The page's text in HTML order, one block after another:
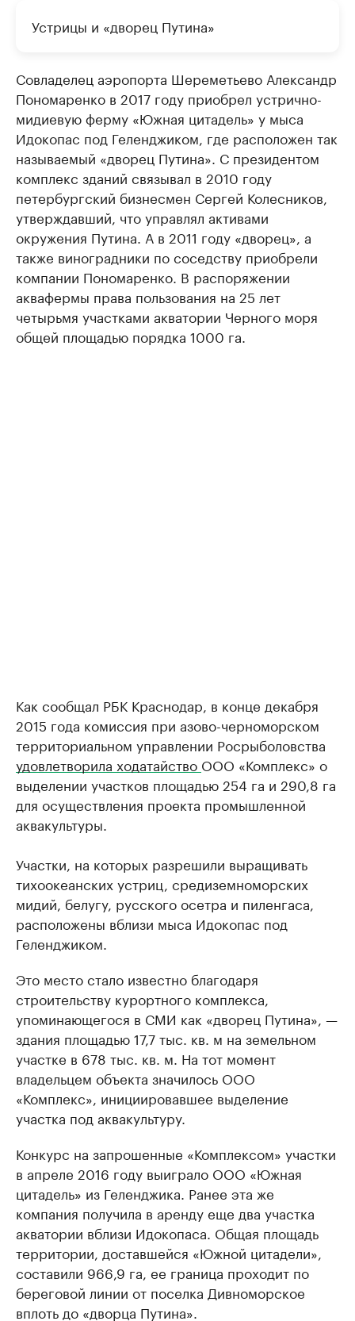
Устрицы и «дворец Путина»
Совладелец аэропорта Шереметьево Александр
Пономаренко в 2017 году приобрел устрично-
мидиевую ферму «Южная цитадель» у мыса
Идокопас под Геленджиком, где расположен так
называемый «дворец Путина». С президентом
комплекс зданий связывал в 2010 году
петербургский бизнесмен Сергей Колесников,
утверждавший, что управлял активами
окружения Путина. А в 2011 году «дворец», а
также виноградники по соседству приобрели
компании Пономаренко. В распоряжении
аквафермы права пользования на 25 лет
четырьмя участками акватории Черного моря
общей площадью порядка 1000 га.
Как сообщал РБК Краснодар, в конце декабря
2015 года комиссия при азово-черноморском
территориальном управлении Росрыболовства
удовлетворила ходатайство ООО «Комплекс» о
выделении участков площадью 254 га и 290,8 га
для осуществления проекта промышленной
аквакультуры.
Участки, на которых разрешили выращивать
тихоокеанских устриц, средиземноморских
мидий, белугу, русского осетра и пиленгаса,
расположены вблизи мыса Идокопас под
Геленджиком.
Это место стало известно благодаря
строительству курортного комплекса,
упоминающегося в СМИ как «дворец Путина», —
здания площадью 17,7 тыс. кв. м на земельном
участке в 678 тыс. кв. м. На тот момент
владельцем объекта значилось ООО
«Комплекс», инициировавшее выделение
участка под аквакультуру.
Конкурс на запрошенные «Комплексом» участки
в апреле 2016 году выиграло ООО «Южная
цитадель» из Геленджика. Ранее эта же
компания получила в аренду еще два участка
акватории вблизи Идокопаса. Общая площадь
территории, доставшейся «Южной цитадели»,
составили 966,9 га, ее граница проходит по
береговой линии от поселка Дивноморское
вплоть до «дворца Путина».